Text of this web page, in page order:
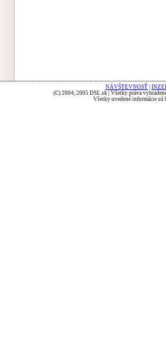
NÁVŠTEVNOSŤ
(C) 2004, 2005 DSL.sk | Všetky práva
Všetky uvedené informácie sú